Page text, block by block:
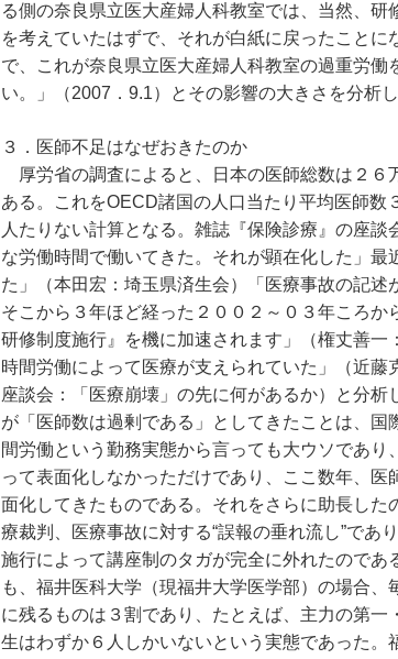
る側の奈良県立医大産婦人科教室では、当然、
を考えていたはずで、それが白紙に戻ったこと
で、これが奈良県立医大産婦人科教室の過重労働
い。」（2007．9.1）とその影響の大きさを分析し
３．医師不足はなぜおきたのか
厚労省の調査によると、日本の医師総数は２６
ある。これをOECD諸国の人口当たり平均医師数
人たりない計算となる。雑誌『保険診療』の座
な労働時間で働いてきた。それが顕在化した」最
た」（本田宏：埼玉県済生会）「医療事故の記
そこから３年ほど経った２００２～０３年ころ
研修制度施行』を機に加速されます」（権丈善
時間労働によって医療が支えられていた」（近
座談会：「医療崩壊」の先に何があるか）と分
が「医師数は過剰である」としてきたことは、
間労働という勤務実態から言っても大ウソであり
って表面化しなかっただけであり、ここ数年、
面化してきたものである。それをさらに助長し
療裁判、医療事故に対する“誤報の垂れ流し”であ
施行によって講座制のタガが完全に外れたので
も、福井医科大学（現福井大学医学部）の場合
に残るものは３割であり、たとえば、主力の第
生はわずか６人しかいないという実態であった。